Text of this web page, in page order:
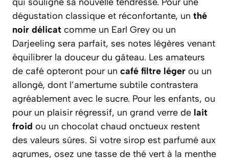
dégustation classique et réconfortante, un thé
noir délicat comme un Earl Grey ou un
Darjeeling sera parfait, ses notes légères venant
équilibrer la douceur du gâteau. Les amateurs
de café opteront pour un café filtre léger ou un
allongé, dont l’amertume subtile contrastera
agréablement avec le sucre. Pour les enfants, ou
pour un plaisir régressif, un grand verre de lait
froid ou un chocolat chaud onctueux restent
des valeurs sûres. Si votre sirop est parfumé aux
agrumes, osez une tasse de thé vert à la menthe